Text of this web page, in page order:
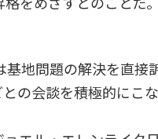
地問題の解決を直接
の会談を積極的にこ